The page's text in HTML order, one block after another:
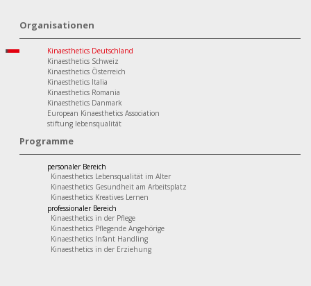
Organisationen
Kinaesthetics Deutschland
Kinaesthetics Schweiz
Kinaesthetics Österreich
Kinaesthetics Italia
Kinaesthetics Romania
Kinaesthetics Danmark
European Kinaesthetics Association
stiftung lebensqualität
Programme
personaler Bereich
Kinaesthetics Lebensqualität im Alter
Kinaesthetics Gesundheit am Arbeitsplatz
Kinaesthetics Kreatives Lernen
professionaler Bereich
Kinaesthetics in der Pflege
Kinaesthetics Pflegende Angehörige
Kinaesthetics Infant Handling
Kinaesthetics in der Erziehung